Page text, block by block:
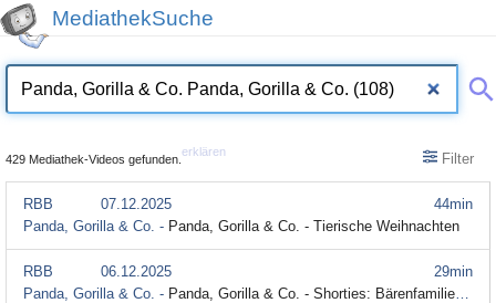
MediathekSuche
429 Mediathek-Videos gefunden.
erklären Filter
44min
RBB
07.12.2025
Panda, Gorilla & Co. - Panda, Gorilla & Co. - Tierische Weihnachten
29min
RBB
06.12.2025
Panda, Gorilla & Co. - Panda, Gorilla & Co. - Shorties: Bärenfamilie (31)